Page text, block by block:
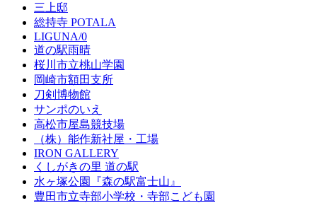
三上邸
総持寺 POTALA
LIGUNA/0
道の駅雨晴
桜川市立桃山学園
岡崎市額田支所
刀剣博物館
サンポのいえ
高松市屋島競技場
（株）能作新社屋・工場
IRON GALLERY
くしがきの里 道の駅
水ヶ塚公園『森の駅富士山』
豊田市立寺部小学校・寺部こども園